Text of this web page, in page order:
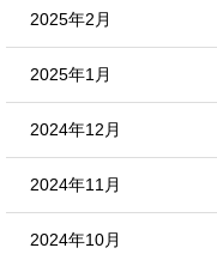
2025年2月
2025年1月
2024年12月
2024年11月
2024年10月